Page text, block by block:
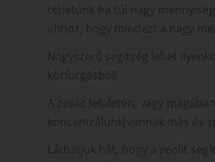
tehetünk ha túl nagy
ahhoz, hogy mindezt a nagy
Nagyszerű segítség lehet
körforgásból!
A zeolit felületén, vagy
koncentrálunk(vannak más és
Láthatjuk hát, hogy a zeolit